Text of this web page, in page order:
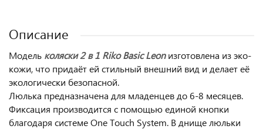
Описание
Модель коляски 2 в 1 Riko Basic Leonизготовлена из эко-
кожи, что придаёт ей стильный внешний вид и делает её
экологически безопасной.
Люлька предназначена для младенцев до 6-8 месяцев.
Фиксация производится с помощью единой кнопки
благодаря системе One Touch System. В днище люльки